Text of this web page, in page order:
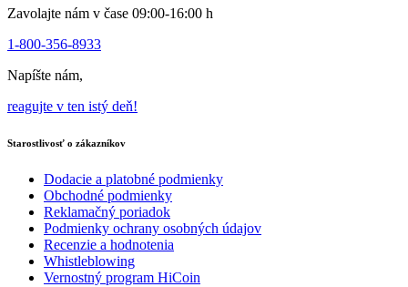
Zavolajte nám v čase 09:00-16:00 h
1-800-356-8933
Napíšte nám,
reagujte v ten istý deň!
Starostlivosť o zákazníkov
Dodacie a platobné podmienky
Obchodné podmienky
Reklamačný poriadok
Podmienky ochrany osobných údajov
Recenzie a hodnotenia
Whistleblowing
Vernostný program HiCoin